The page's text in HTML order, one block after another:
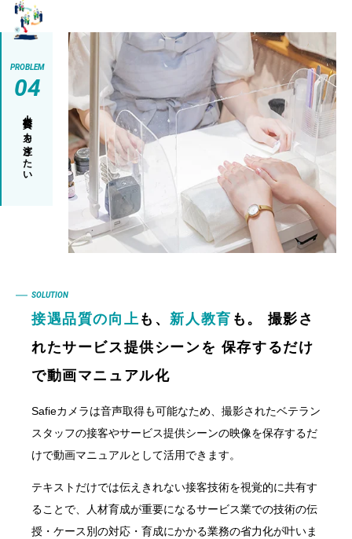
PROBLEM
04
人材投資に力を注ぎたい
SOLUTION
接遇品質の向上 も、新人教育 も。 撮影さ
れたサービス提供シーンを 保存するだけ
で動画マニュアル化
Safieカメラは音声取得も可能なため、撮影されたベテラン
スタッフの接客やサービス提供シーンの映像を保存するだ
けで動画マニュアルとして活用できます。
テキストだけでは伝えきれない接客技術を視覚的に共有す
ることで、人材育成が重要になるサービス業での技術の伝
授・ケース別の対応・育成にかかる業務の省力化が叶いま